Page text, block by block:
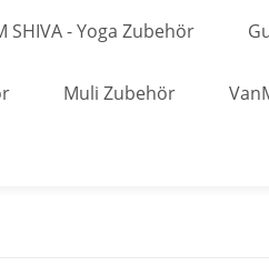
SHIVA - Yoga Zubehör
Muli Zubehör